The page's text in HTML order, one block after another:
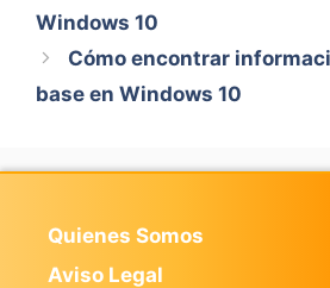
Windows 10
Cómo encontrar
base en Windows 10
Quienes Somos
Aviso Legal